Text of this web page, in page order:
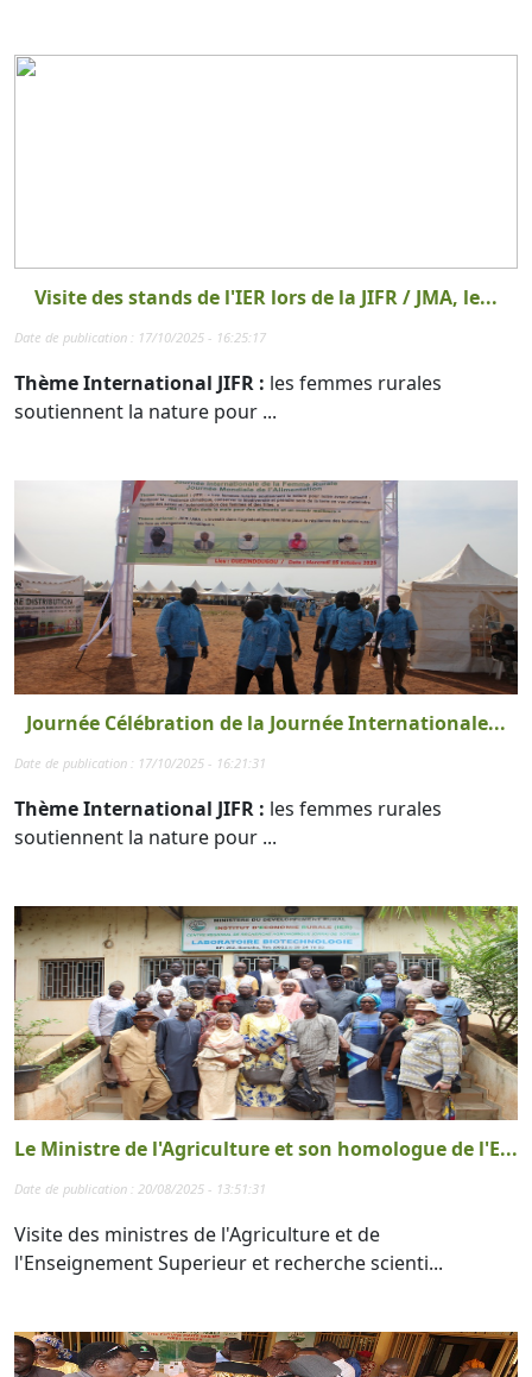
Visite des stands de l'IER lors de la JIFR / JMA, le...
Date de publication : 17/10/2025 - 16:25:17
Thème International JIFR : les femmes rurales
soutiennent la nature pour ...
Journée Célébration de la Journée Internationale...
Date de publication : 17/10/2025 - 16:21:31
Thème International JIFR : les femmes rurales
soutiennent la nature pour ...
Le Ministre de l'Agriculture et son homologue de l'E...
Date de publication : 20/08/2025 - 13:51:31
Visite des ministres de l'Agriculture et de
l'Enseignement Superieur et recherche scienti...